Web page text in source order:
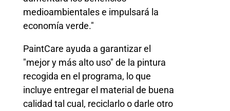
medioambientales e impulsará la
economía verde."
PaintCare ayuda a garantizar el
"mejor y más alto uso" de la pintura
recogida en el programa, lo que
incluye entregar el material de buena
calidad tal cual, reciclarlo o darle otro